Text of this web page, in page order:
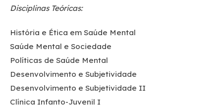
Disciplinas Teóricas:
História e Ética em Saúde Mental
Saúde Mental e Sociedade
Políticas de Saúde Mental
Desenvolvimento e Subjetividade
Desenvolvimento e Subjetividade II
Clínica Infanto-Juvenil I